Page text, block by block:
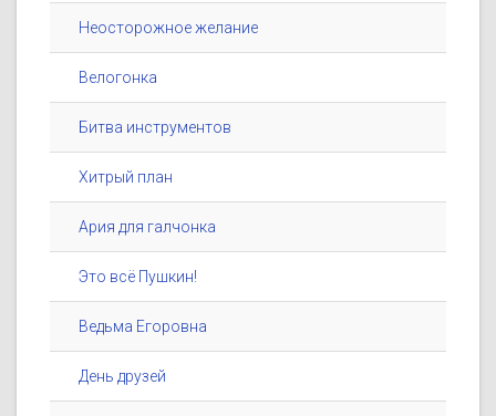
Неосторожное желание
Велогонка
Битва инструментов
Хитрый план
Ария для галчонка
Это всё Пушкин!
Ведьма Егоровна
День друзей